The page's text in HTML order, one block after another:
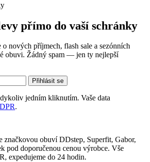
přímo do vaší schránky
nových příjmech, flash sale a sezónních
obuvi. Žádný spam — jen ty nejlepší
Přihlásit se
jedním kliknutím. Vaše data
.
značkovou obuví DDstep, Superfit, Gabor,
pod doporučenou cenou výrobce. Vše
expedujeme do 24 hodin.